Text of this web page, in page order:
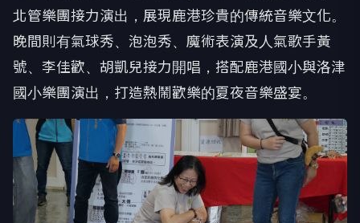
北管樂團接力演出，展現鹿港珍貴的傳統音樂文化。
晚間則有氣球秀、泡泡秀、魔術表演及人氣歌手黃
號、李佳歡、胡凱兒接力開唱，搭配鹿港國小與洛津
國小樂團演出，打造熱鬧歡樂的夏夜音樂盛宴。